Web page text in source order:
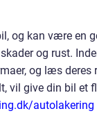
og kan være en
og rust.
og læs deres
vil give din bil et
autolakering